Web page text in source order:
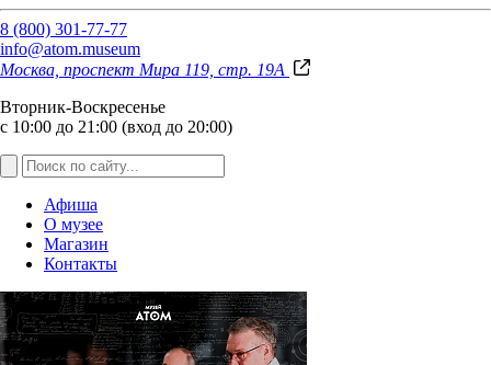
8 (800) 301-77-77
info@atom.museum
Москва, проспект Мира 119, стр. 19А
Вторник-Воскресенье
с 10:00 до 21:00 (вход до 20:00)
Афиша
О музее
Магазин
Контакты